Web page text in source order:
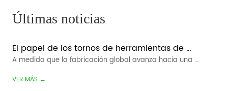
Últimas noticias
El papel de los tornos de herramientas de
pandillas en la fabricación inteligente
A medida que la fabricación global avanza hacia una
mayor eficiencia, tiempos de entrega más cortos y una
producción más flexible, la fabricación inteligente se ha
VER MÁS →